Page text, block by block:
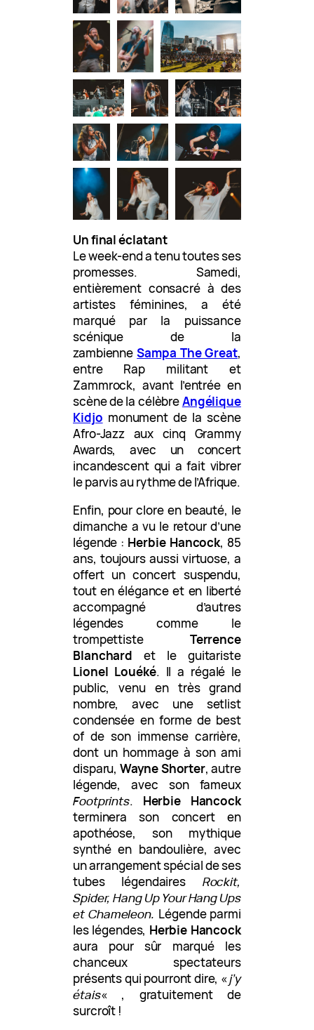
Un final éclatant
Le week-end a tenu toutes ses
promesses. Samedi,
entièrement consacré à des
artistes féminines, a été
marqué par la puissance
scénique de la
zambienneSampa The Great,
entre Rap militant et
Zammrock, avant l’entrée en
scène de la célèbreAngélique
Kidjo monument de la scène
Afro-Jazz aux cinq Grammy
Awards, avec un concert
incandescent qui a fait vibrer
le parvis au rythme de l’Afrique.
Enfin, pour clore en beauté, le
dimanche a vu le retour d’une
légende : Herbie Hancock, 85
ans, toujours aussi virtuose, a
offert un concert suspendu,
tout en élégance et en liberté
accompagné d’autres
légendes comme le
trompettiste Terrence
Blanchard et le guitariste
Lionel Louéké. Il a régalé le
public, venu en très grand
nombre, avec une setlist
condensée en forme de best
of de son immense carrière,
dont un hommage à son ami
disparu, Wayne Shorter, autre
légende, avec son fameux
Footprints. Herbie Hancock
terminera son concert en
apothéose, son mythique
synthé en bandoulière, avec
un arrangement spécial de ses
tubes légendaires Rockit,
Spider, Hang Up Your Hang Ups
et Chameleon. Légende parmi
les légendes, Herbie Hancock
aura pour sûr marqué les
chanceux spectateurs
présents qui pourront dire, «j’y
étais« , gratuitement de
surcroît !